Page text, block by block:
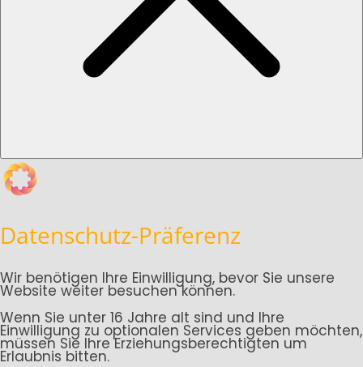
Datenschutz-Präferenz
Wir benötigen Ihre Einwilligung, bevor Sie unsere
Website weiter besuchen können.
Wenn Sie unter 16 Jahre alt sind und Ihre
Einwilligung zu optionalen Services geben möchten,
müssen Sie Ihre Erziehungsberechtigten um
Erlaubnis bitten.